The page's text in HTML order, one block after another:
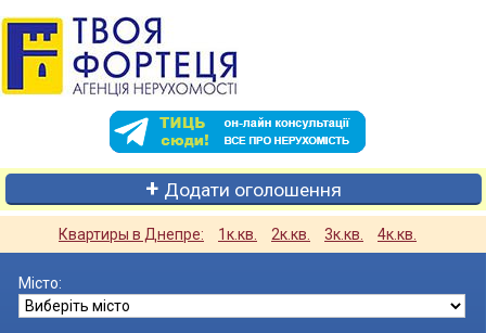
Додати оголошення
Квартиры в Днепре: 1к.кв. 2к.кв. 3к.кв. 4к.кв.
Місто: